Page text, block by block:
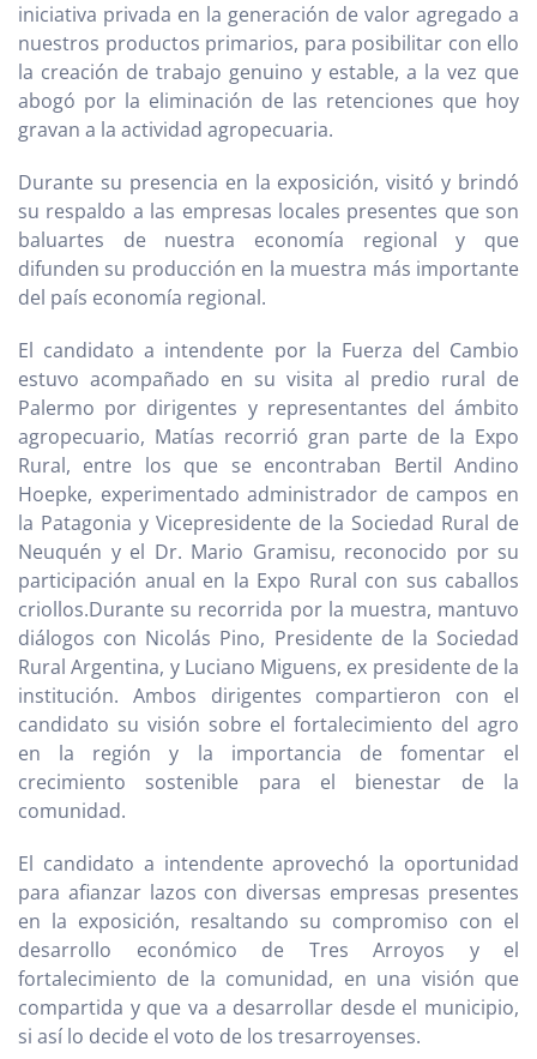
iniciativa privada en la generación de valor agregado a
nuestros productos primarios, para posibilitar con ello
la creación de trabajo genuino y estable, a la vez que
abogó por la eliminación de las retenciones que hoy
gravan a la actividad agropecuaria.
Durante su presencia en la exposición, visitó y brindó
su respaldo a las empresas locales presentes que son
baluartes de nuestra economía regional y que
difunden su producción en la muestra más importante
del país economía regional.
El candidato a intendente por la Fuerza del Cambio
estuvo acompañado en su visita al predio rural de
Palermo por dirigentes y representantes del ámbito
agropecuario, Matías recorrió gran parte de la Expo
Rural, entre los que se encontraban Bertil Andino
Hoepke, experimentado administrador de campos en
la Patagonia y Vicepresidente de la Sociedad Rural de
Neuquén y el Dr. Mario Gramisu, reconocido por su
participación anual en la Expo Rural con sus caballos
criollos.Durante su recorrida por la muestra, mantuvo
diálogos con Nicolás Pino, Presidente de la Sociedad
Rural Argentina, y Luciano Miguens, ex presidente de la
institución. Ambos dirigentes compartieron con el
candidato su visión sobre el fortalecimiento del agro
en la región y la importancia de fomentar el
crecimiento sostenible para el bienestar de la
comunidad.
El candidato a intendente aprovechó la oportunidad
para afianzar lazos con diversas empresas presentes
en la exposición, resaltando su compromiso con el
desarrollo económico de Tres Arroyos y el
fortalecimiento de la comunidad, en una visión que
compartida y que va a desarrollar desde el municipio,
si así lo decide el voto de los tresarroyenses.